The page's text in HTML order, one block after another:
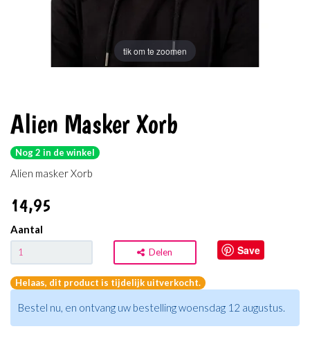
tik om te zoomen
Alien Masker Xorb
Nog 2 in de winkel
Alien masker Xorb
14,95
Aantal
Delen Save
Helaas, dit product is tijdelijk uitverkocht.
Bestel nu, en ontvang uw bestelling woensdag 12 augustus.